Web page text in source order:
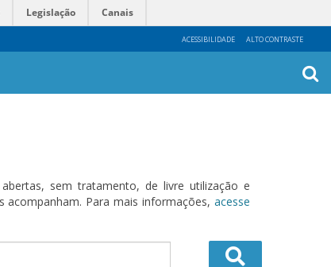
ACESSIBILIDADE ALTO CONTRASTE
Legislação Canais
sem tratamento, de livre utilização e
Para mais informações, acesse